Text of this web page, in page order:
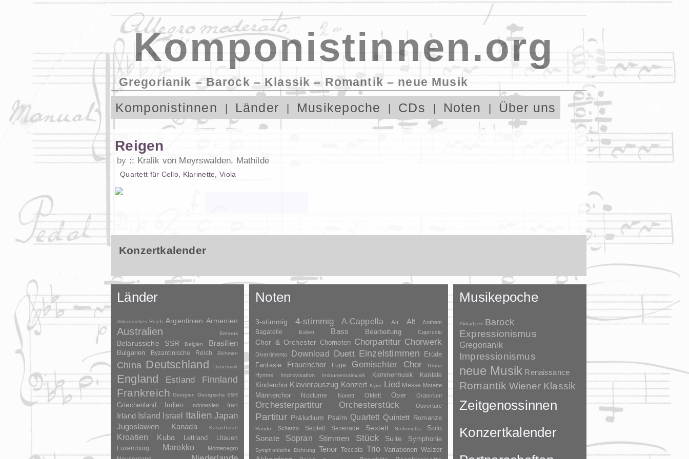
Komponistinnen.org
Gregorianik – Barock – Klassik – Romantik – neue Musik
Komponistinnen Länder Musikepoche CDs Noten Über uns
Reigen
by Kralik von Meyrswalden, Mathilde
Quartett für Cello, Klarinette, Viola
Konzertkalender
Länder
Akkadisches Reich Argentinien Armenien
Australien Belarus
Belarussiche SSR Belgien Brasilien
Bulgarien Byzantinische Reich Böhmen
China Deutschland Dänemark
England Estland Finnland
Frankreich Georgien Georgische SSR
Griechenland Indien Indonesien Iran
Irland Island Israel Italien Japan
Jugoslawien Kanada Kasachstan
Kroatien Kuba Lettland
Litauen
Luxemburg
Marokko Montenegro
Noten
3-stimmig 4-stimmig A-Cappella Air Alt Anthem
Bagatelle Ballett Bass Bearbeitung Capriccio
Chor & Orchester Chornoten Chorpartitur Chorwerk
Divertimento Download Duett Einzelstimmen Etüde
Fantasie Frauenchor Fuge Gemischter Chor Gloria
Hymne Improvisation Instrumentalmusik Kammermusik Kantate
Kinderchor Klavierauszug Konzert Kyrie Lied Messe Motette
Männerchor Nocturne Nonett Oktett Oper Oratorium
Orchesterpartitur Orchesterstück Ouvertüre
Partitur Präludium Psalm Quartett Quintett Romanze
Rondo Scherzo Septett Serenade Sextett Sinfonietta Solo
Sonate Sopran Stimmen Stück Suite Symphonie
Symphonische Dichtung Tenor Toccata Trio Variationen Walzer
Musikepoche
Akkadzeit Barock
Expressionismus
Gregorianik
Impressionismus
neue Musik Renaissance
Romantik Wiener Klassik
Zeitgenossinnen
Konzertkalender